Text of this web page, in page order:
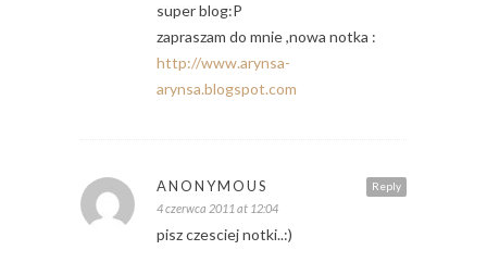
super blog:P
zapraszam do mnie ,nowa notka :
http://www.arynsa-
arynsa.blogspot.com
Reply
ANONYMOUS
4 czerwca 2011 at 12:04
pisz czesciej notki..:)